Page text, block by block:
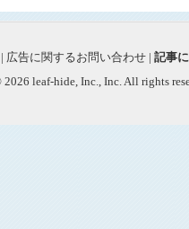
| 広告に関するお問い合わせ | 記事
leaf-hide, Inc., Inc. All rights